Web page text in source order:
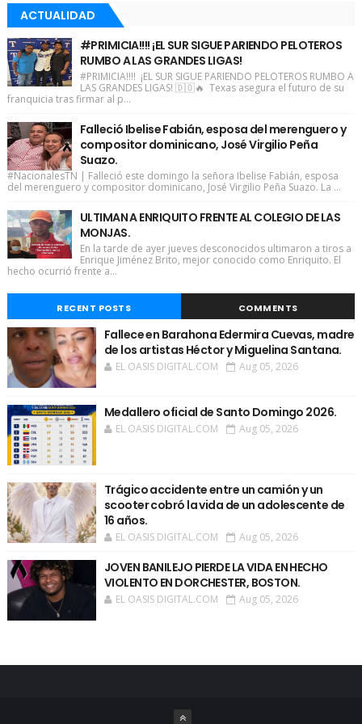
ACTUALIDAD
#PRIMICIA!!!! ¡EL SUR SIGUE PARIENDO PELOTEROS
RUMBO A LAS GRANDES LIGAS!
#PRIMICIA!!!! ¡EL SUR SIGUE PARIENDO PELOTEROS RUMBO A
LAS GRANDES LIGAS! 🇩🇴🔥 Texas asegura el futuro de su
franquicia tras firmar al p...
Falleció Ibelise Fabián, esposa del merenguero y
compositor dominicano, José Virgilio Peña
Suazo.
#NacionalesTN | Falleció este domingo la señora Ibelise Fabián, esposa
del merenguero y compositor dominicano, José Virgilio Peña Suazo. La ...
ULTIMAN A ENRIQUITO FRENTE AL COLEGIO DE LAS
MONJAS.
En la tarde de ayer jueves desconocidos ultimaron a tiros a
Enrique Jiménez Brito, mejor conocido como Enriquito. El
hecho ocurrió frente a...
RECENT POSTS COMMENTS
Fallece en Barahona Edermira Cuevas, madre
de los artistas Héctor y Miguelina Santana.
EL OASIS DIGITAL.COM Aug 05, 2026
Medallero oficial de Santo Domingo 2026.
EL OASIS DIGITAL.COM Aug 05, 2026
Trágico accidente entre un camión y un
scooter cobró la vida de un adolescente de
16 años.
EL OASIS DIGITAL.COM Aug 05, 2026
JOVEN BANILEJO PIERDE LA VIDA EN HECHO
VIOLENTO EN DORCHESTER, BOSTON.
EL OASIS DIGITAL.COM Aug 05, 2026